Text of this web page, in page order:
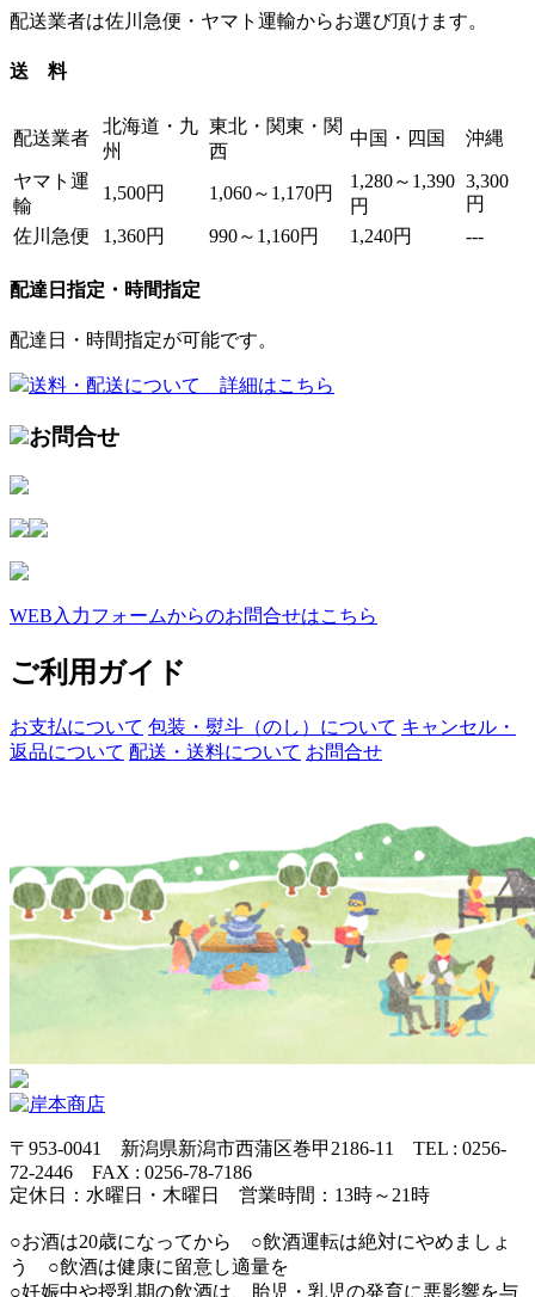
配送業者は佐川急便・ヤマト運輸からお選び頂けます。
送 料
配送業者
北海道・九
州
東北・関東・関
西
中国・四国 沖縄
ヤマト運
輸
1,500円 1,060～1,170円
1,280～1,390
円
3,300
円
佐川急便
1,360円 990～1,160円 1,240円 ---
配達日指定・時間指定
配達日・時間指定が可能です。
送料・配送について 詳細はこちら
お問合せ
WEB入力フォームからのお問合せはこちら
ご利用ガイド
お支払について 包装・熨斗（のし）について キャンセル・
返品について 配送・送料について お問合せ
〒953-0041 新潟県新潟市西蒲区巻甲2186-11 TEL : 0256-
72-2446 FAX : 0256-78-7186
定休日：水曜日・木曜日 営業時間：13時～21時
○お酒は20歳になってから ○飲酒運転は絶対にやめましょ
う ○飲酒は健康に留意し適量を
○妊娠中や授乳期の飲酒は、胎児・乳児の発育に悪影響を与